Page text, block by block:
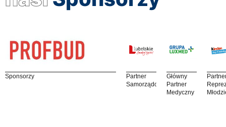
Sponsorzy
Partner
Samorządowy
Główny
Partner
Medyczny